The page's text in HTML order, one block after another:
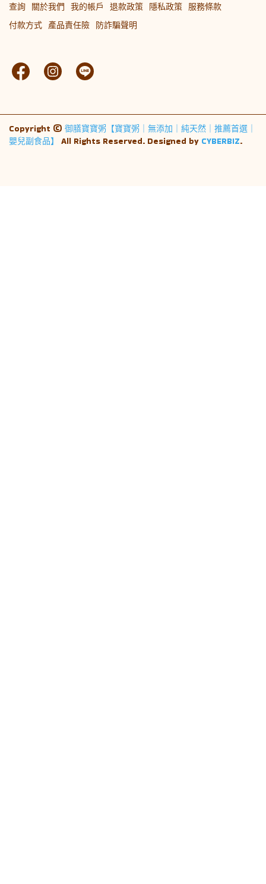
查詢 關於我們 我的帳戶 退款政策 隱私政策 服務條款
付款方式 產品責任險 防詐騙聲明
Copyright © 御膳寶寶粥【寶寶粥｜無添加｜純天然｜推薦首選｜
嬰兒副食品】
All Rights Reserved. Designed by CYBERBIZ.